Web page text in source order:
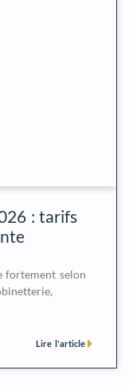
: tarifs
fortement selon
Lire l'article